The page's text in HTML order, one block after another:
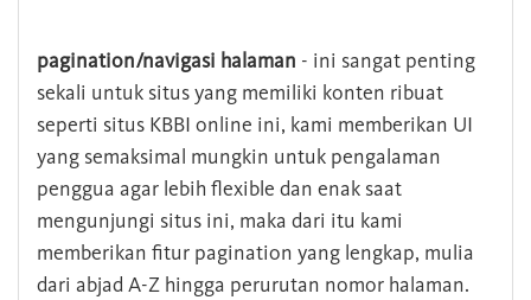
pagination/navigasi halaman - ini sangat penting
sekali untuk situs yang memiliki konten ribuat
seperti situs KBBI online ini, kami memberikan UI
yang semaksimal mungkin untuk pengalaman
penggua agar lebih flexible dan enak saat
mengunjungi situs ini, maka dari itu kami
memberikan fitur pagination yang lengkap, mulia
dari abjad A-Z hingga perurutan nomor halaman.